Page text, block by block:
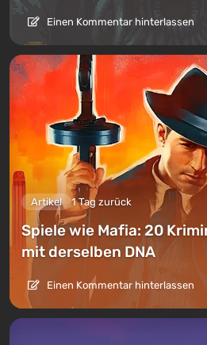
Einen Kommentar hinterlassen
Artikel 1 Tag zurück
Spiele wie Mafia: 20
mit derselben DNA
Einen Kommentar hinterlassen